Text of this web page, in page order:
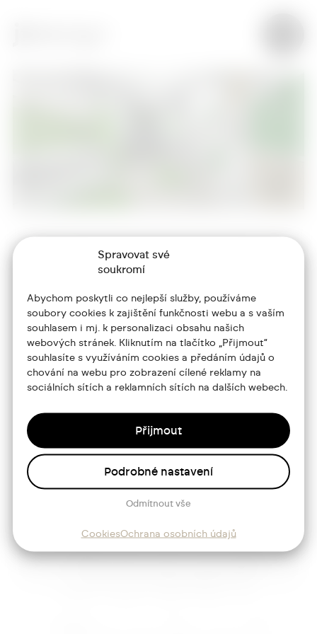
Spravovat své
soukromí
Abychom poskytli co nejlepší služby, používáme
soubory cookies k zajištění funkčnosti webu a s vaším
souhlasem i mj. k personalizaci obsahu našich
webových stránek. Kliknutím na tlačítko „Přijmout“
souhlasíte s využíváním cookies a předáním údajů o
chování na webu pro zobrazení cílené reklamy na
sociálních sítích a reklamních sítích na dalších webech.
Přijmout
Odmítnout vše
Podrobné nastavení
CookiesOchrana osobních údajů
Portfolio
O mně
Služby
Blog
Kontakt
+420 773 986 416
Josef